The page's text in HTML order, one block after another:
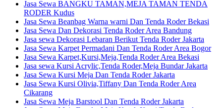
Jasa Sewa BANGKU TAMAN,MEJA TAMAN TENDA
RODER Kudus
Jasa Sewa Beanbag Warna warni Dan Tenda Roder Bekasi
Jasa Sewa Dan Dekorasi Tenda Roder Area Bandung
Jasa sewa Dekorasi Lebaran Berikut Tenda Roder Jakarta
Jasa Sewa Karpet Permadani Dan Tenda Roder Area Bogor
Jasa Sewa Karpet,Kursi,Meja,Tenda Roder Area Bekasi
Jasa sewa Kursi Acrylic,Tenda Roder,Meja Bundar Jakarta
Jasa Sewa Kursi Meja Dan Tenda Roder Jakarta
Jasa Sewa Kursi Olivia,Tiffany Dan Tenda Roder Area
Cikarang
Jasa Sewa Meja Barstool Dan Tenda Roder Jakarta